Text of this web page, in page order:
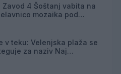
Zavod 4 Šoštanj vabita na
mozaika pod
Marije Černivšek
v teku: Velenjska plaža se
za naziv Naj